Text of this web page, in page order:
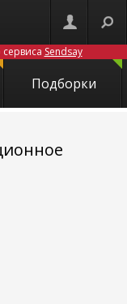
Sendsay
Подборки